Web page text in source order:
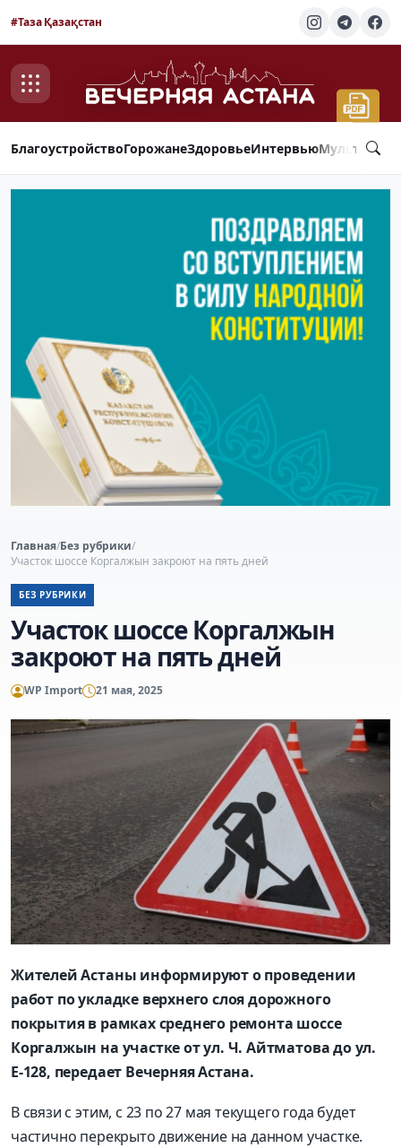
#Таза Қазақстан
БлагоустройствоГорожанеЗдоровьеИнтервью
Главная/Без рубрики/
Участок шоссе Коргалжын закроют на пять дней
БЕЗ РУБРИКИ
Участок шоссе Коргалжын
закроют на пять дней
WP Import 21 мая, 2025
Жителей Астаны информируют о проведении
работ по укладке верхнего слоя дорожного
покрытия в рамках среднего ремонта шоссе
Коргалжын на участке от ул. Ч. Айтматова до ул.
Е-128, передает Вечерняя Астана.
В связи с этим, с 23 по 27 мая текущего года будет
частично перекрыто движение на данном участке.